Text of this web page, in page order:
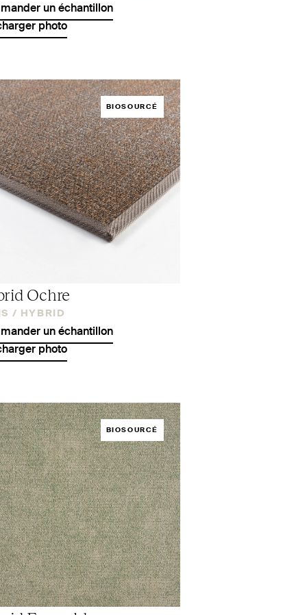
un échantillon
photo
BIOSOURCÉ
Ochre
/ HYBRID
un échantillon
photo
BIOSOURCÉ